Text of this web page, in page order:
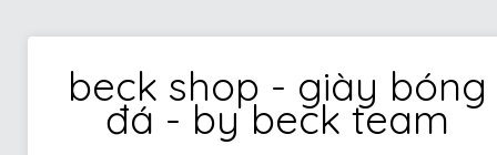
beck shop - giày bóng
đá - by beck team